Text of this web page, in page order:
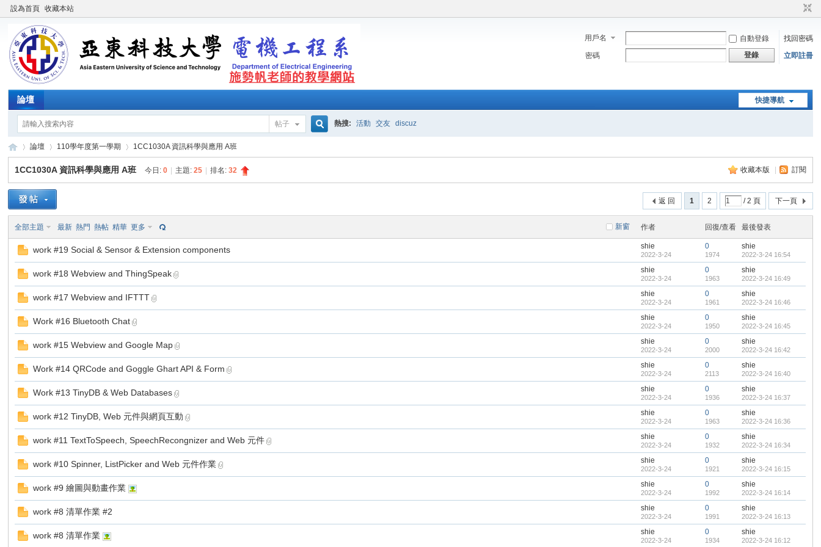
設為首頁 收藏本站
用戶名 自動登錄
找回密碼
密碼
登錄 立即註冊
快捷導航
論壇
帖子 熱搜: 活動 交友 discuz
施 »
論壇
›
110學年度第一學期 1CC1030A 資訊科學與應用 A班
收藏本版 訂閱
1CC1030A 資訊科學與應用 A班 今日:0 主題:25 排名:32
1 2 / 2 頁 下一頁
返 回
新窗
全部主題 最新 熱門 熱帖 精華 更多 作者 回復/查看 最後發表
work #19 Social & Sensor & Extension components shie
2022-3-24
0
1974
shie
2022-3-24 16:54
work #18 Webview and ThingSpeak shie
2022-3-24
0
1963
shie
2022-3-24 16:49
work #17 Webview and IFTTT shie
2022-3-24
0
1961
shie
2022-3-24 16:46
Work #16 Bluetooth Chat shie
2022-3-24
0
1950
shie
2022-3-24 16:45
work #15 Webview and Google Map shie
2022-3-24
0
2000
shie
2022-3-24 16:42
Work #14 QRCode and Goggle Ghart API & Form shie
2022-3-24
0
2113
shie
2022-3-24 16:40
Work #13 TinyDB & Web Databases shie
2022-3-24
0
1936
shie
2022-3-24 16:37
work #12 TinyDB, Web 元件與網頁互動 shie
2022-3-24
0
1963
shie
2022-3-24 16:36
work #11 TextToSpeech, SpeechRecongnizer and Web 元件 shie
2022-3-24
0
1932
shie
2022-3-24 16:34
work #10 Spinner, ListPicker and Web 元件作業 shie
2022-3-24
0
1921
shie
2022-3-24 16:15
work #9 繪圖與動畫作業 shie
2022-3-24
0
1992
shie
2022-3-24 16:14
work #8 清單作業 #2 shie
2022-3-24
0
1991
shie
2022-3-24 16:13
work #8 清單作業 shie
2022-3-24
0
1934
shie
2022-3-24 16:12